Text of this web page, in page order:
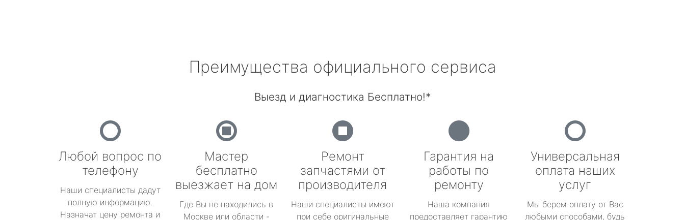
Преимущества официального сервиса
Выезд и диагностика Бесплатно!*
Любой вопрос по
телефону
Наши специалисты дадут
полную информацию.
Назначат цену ремонта и
Мастер
бесплатно
выезжает на дом
Где Вы не находились в
Москве или области -
Ремонт
запчастями от
производителя
Наши специалисты имеют
при себе оригинальные
Гарантия на
работы по
ремонту
Наша компания
предоставляет гарантию
Универсальная
оплата наших
услуг
Мы берем оплату от Вас
любыми способами, будь